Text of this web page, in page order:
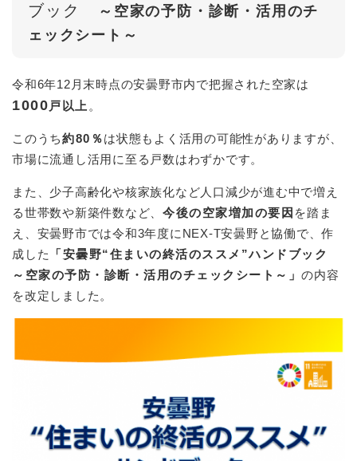
ブック
～空家の予防・診断・活用のチ
ェックシート～
令和6年12月末時点の安曇野市内で把握された空家は
1000 戸以上 。
このうち約80％は状態もよく活用の可能性がありますが、
市場に流通し活用に至る戸数はわずかです。
また、少子高齢化や核家族化など人口減少が進む中で増え
る世帯数や新築件数など、 今後の空家増加の要因 を踏ま
え、安曇野市では令和3年度にNEX-T安曇野と協働で、作
成した
「安曇野“住まいの終活のススメ”ハンドブック
～空家の予防・診断・活用のチェックシート～」 の内容
を改定しました。